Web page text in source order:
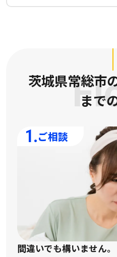
茨城県常総市
まで
1.ご相談
間違いでも構いません。